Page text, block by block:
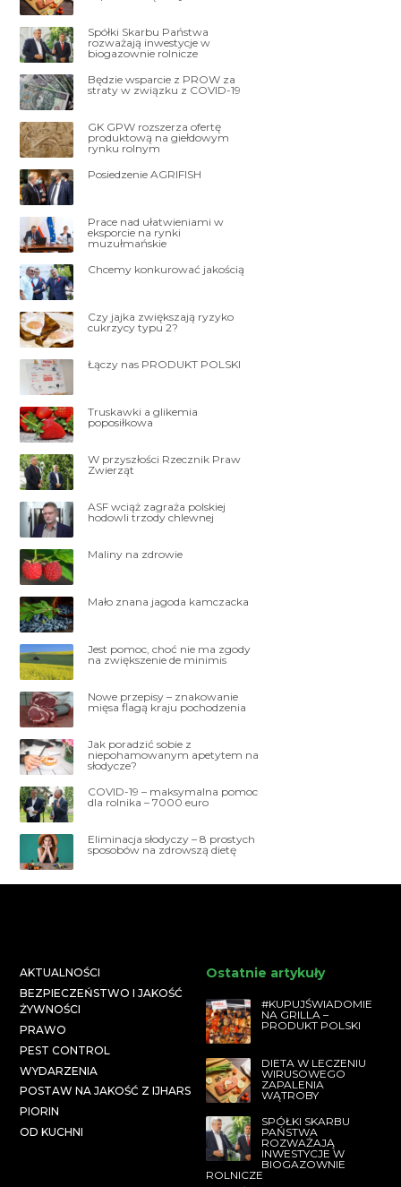
Spółki Skarbu Państwa
rozważają inwestycje w
biogazownie rolnicze
Będzie wsparcie z PROW za
straty w związku z COVID-19
GK GPW rozszerza ofertę
produktową na giełdowym
rynku rolnym
Posiedzenie AGRIFISH
Prace nad ułatwieniami w
eksporcie na rynki
muzułmańskie
Chcemy konkurować jakością
Czy jajka zwiększają ryzyko
cukrzycy typu 2?
Łączy nas PRODUKT POLSKI
Truskawki a glikemia
poposiłkowa
W przyszłości Rzecznik Praw
Zwierząt
ASF wciąż zagraża polskiej
hodowli trzody chlewnej
Maliny na zdrowie
Mało znana jagoda kamczacka
Jest pomoc, choć nie ma zgody
na zwiększenie de minimis
Nowe przepisy – znakowanie
mięsa flagą kraju pochodzenia
Jak poradzić sobie z
niepohamowanym apetytem na
słodycze?
COVID-19 – maksymalna pomoc
dla rolnika – 7000 euro
Eliminacja słodyczy – 8 prostych
sposobów na zdrowszą dietę
AKTUALNOŚCI
BEZPIECZEŃSTWO I JAKOŚĆ
ŻYWNOŚCI
PRAWO
PEST CONTROL
WYDARZENIA
POSTAW NA JAKOŚĆ Z IJHARS
PIORIN
OD KUCHNI
Ostatnie artykuły
#KUPUJŚWIADOMIE
NA GRILLA –
PRODUKT POLSKI
DIETA W LECZENIU
WIRUSOWEGO
ZAPALENIA
WĄTROBY
SPÓŁKI SKARBU
PAŃSTWA
ROZWAŻAJĄ
INWESTYCJE W
BIOGAZOWNIE
ROLNICZE